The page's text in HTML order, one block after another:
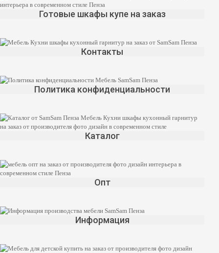
Готовые шкафы купе на заказ
Контакты
Политика конфиденциальности
Каталог
Опт
Информация